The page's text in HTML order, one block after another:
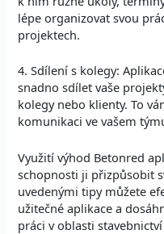
lépe organizovat svou
projektech.
4. Sdílení s kolegy:
snadno sdílet vaše
kolegy nebo klienty. To
komunikaci ve vašem
Využití výhod Betonred
schopnosti ji přizpůsobit
uvedenými tipy můžete
užitečné aplikace a
práci v oblasti